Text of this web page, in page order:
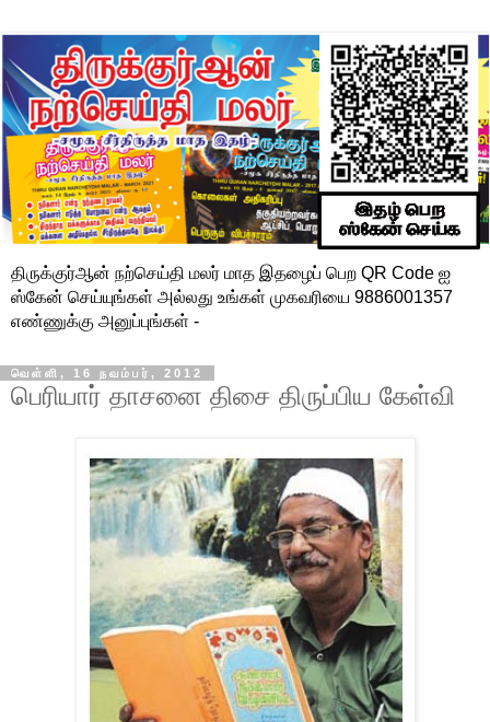
திருக்குர்ஆன் நற்செய்தி மலர் மாத இதழைப் பெற QR Code ஐ
ஸ்கேன் செய்யுங்கள் அல்லது உங்கள் முகவரியை 9886001357
எண்ணுக்கு அனுப்புங்கள் -
வெள்ளி, 16 நவம்பர், 2012
பெரியார் தாசனை திசை திருப்பிய கேள்வி